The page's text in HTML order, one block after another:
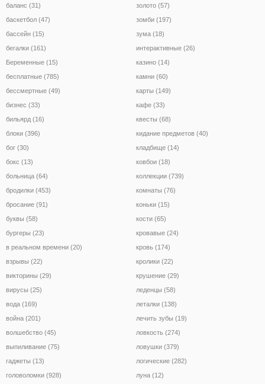
баланс (31)
баскетбол (47)
бассейн (15)
бегалки (161)
Беременные (15)
бесплатные (785)
бессмертные (49)
бизнес (33)
бильярд (16)
блоки (396)
бог (30)
бокс (13)
больница (64)
бродилки (453)
бросание (91)
буквы (58)
бургеры (23)
в реальном времени (20)
взрывы (22)
викторины (29)
вирусы (25)
вода (169)
война (201)
волшебство (45)
выпиливание (75)
гаджеты (13)
головоломки (928)
золото (57)
зомби (197)
зума (18)
интерактивные (26)
казино (14)
камни (60)
карты (149)
кафе (33)
квесты (68)
кидание предметов (40)
кладбище (14)
ковбои (18)
коллекции (739)
комнаты (76)
коньки (15)
кости (65)
кровавые (24)
кровь (174)
кролики (22)
крушение (29)
леденцы (58)
леталки (138)
лечить зубы (19)
ловкость (274)
ловушки (379)
логические (282)
луна (12)